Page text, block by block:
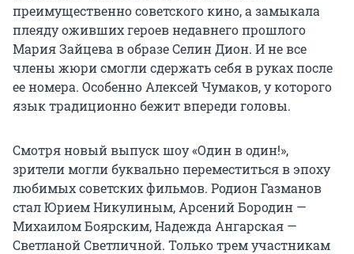
преимущественно советского кино, а замыкала
плеяду оживших героев недавнего прошлого
Мария Зайцева в образе Селин Дион. И не все
члены жюри смогли сдержать себя в руках после
ее номера. Особенно Алексей Чумаков, у которого
язык традиционно бежит впереди головы.
Смотря новый выпуск шоу «Один в один!»,
зрители могли буквально переместиться в эпоху
любимых советских фильмов. Родион Газманов
стал Юрием Никулиным, Арсений Бородин —
Михаилом Боярским, Надежда Ангарская —
Светланой Светличной. Только трем участникам